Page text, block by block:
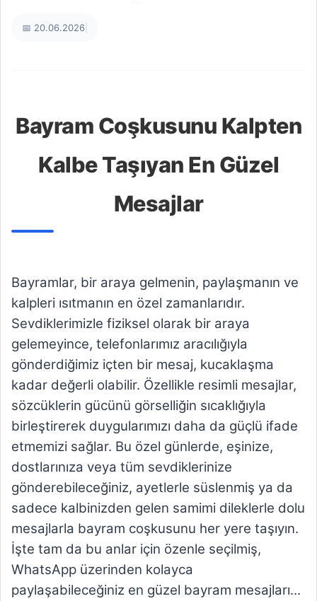
📅 20.06.2026
Bayram Coşkusunu Kalpten
Kalbe Taşıyan En Güzel
Mesajlar
Bayramlar, bir araya gelmenin, paylaşmanın ve
kalpleri ısıtmanın en özel zamanlarıdır.
Sevdiklerimizle fiziksel olarak bir araya
gelemeyince, telefonlarımız aracılığıyla
gönderdiğimiz içten bir mesaj, kucaklaşma
kadar değerli olabilir. Özellikle resimli mesajlar,
sözcüklerin gücünü görselliğin sıcaklığıyla
birleştirerek duygularımızı daha da güçlü ifade
etmemizi sağlar. Bu özel günlerde, eşinize,
dostlarınıza veya tüm sevdiklerinize
gönderebileceğiniz, ayetlerle süslenmiş ya da
sadece kalbinizden gelen samimi dileklerle dolu
mesajlarla bayram coşkusunu her yere taşıyın.
İşte tam da bu anlar için özenle seçilmiş,
WhatsApp üzerinden kolayca
paylaşabileceğiniz en güzel bayram mesajları...